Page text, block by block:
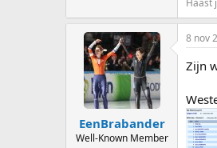
Haast
EenBrabander
Well-Known Member
8 nov
Zijn